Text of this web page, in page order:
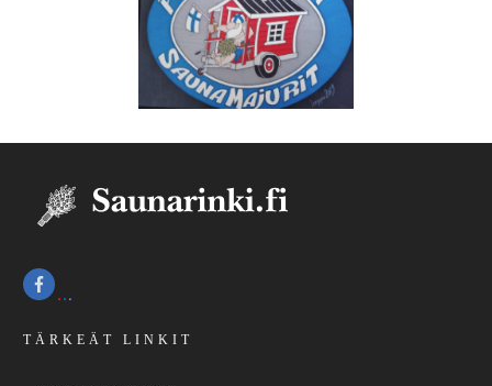
TÄRKEÄT LINKIT